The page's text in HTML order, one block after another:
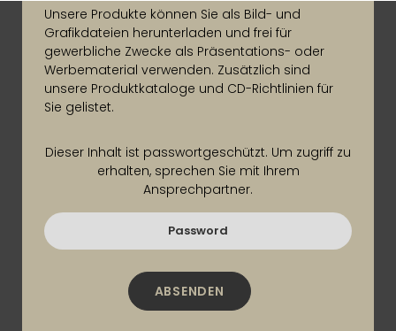
Unsere Produkte können Sie als Bild- und
Grafikdateien herunterladen und frei für
gewerbliche Zwecke als Präsentations- oder
Werbematerial verwenden. Zusätzlich sind
unsere Produktkataloge und CD-Richtlinien für
Sie gelistet.
Dieser Inhalt ist passwortgeschützt. Um zugriff zu
erhalten, sprechen Sie mit Ihrem
Ansprechpartner.